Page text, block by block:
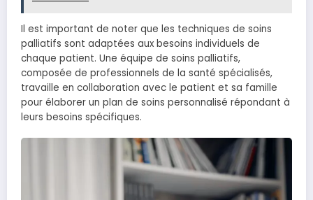
Il est important de noter que les techniques de soins
palliatifs sont adaptées aux besoins individuels de
chaque patient. Une équipe de soins palliatifs,
composée de professionnels de la santé spécialisés,
travaille en collaboration avec le patient et sa famille
pour élaborer un plan de soins personnalisé répondant à
leurs besoins spécifiques.